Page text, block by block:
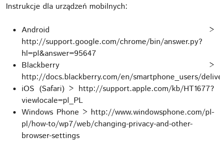
Instrukcje dla urządzeń mobilnych:
Android >
http://support.google.com/chrome/bin/answer.py?
hl=pl&answer=95647
Blackberry >
http://docs.blackberry.com/en/smartphone_users/
iOS (Safari) > http://support.apple.com/kb/HT1677?
viewlocale=pl_PL
Windows Phone > http://www.windowsphone.com/pl-
pl/how-to/wp7/web/changing-privacy-and-other-
browser-settings